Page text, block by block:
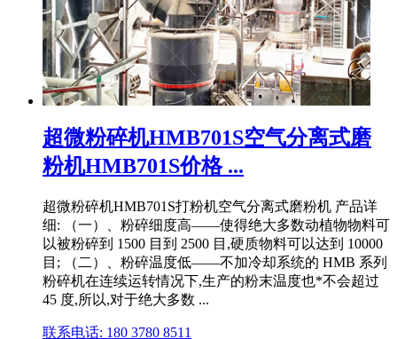
超微粉碎机HMB701S空气分离式磨
粉机HMB701S价格 ...
超微粉碎机HMB701S打粉机空气分离式磨粉机 产品详
细: （一）、粉碎细度高——使得绝大多数动植物物料可
以被粉碎到 1500 目到 2500 目,硬质物料可以达到 10000
目; （二）、粉碎温度低——不加冷却系统的 HMB 系列
粉碎机在连续运转情况下,生产的粉末温度也*不会超过
45 度,所以,对于绝大多数 ...
联系电话: 180 3780 8511